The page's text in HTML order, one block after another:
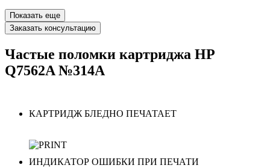
Показать еще
Заказать консультацию
Частые поломки картриджа HP
Q7562A №314A
КАРТРИДЖ БЛЕДНО ПЕЧАТАЕТ
ИНДИКАТОР ОШИБКИ ПРИ ПЕЧАТИ